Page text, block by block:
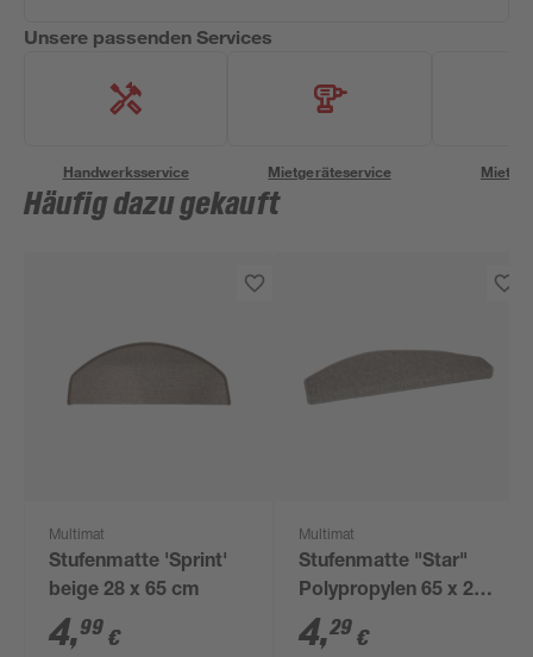
Unsere passenden Services
Handwerksservice Mietgeräteservice
Häufig dazu gekauft
Multimat
Stufenmatte 'Sprint'
beige 28 x 65 cm
4,99 €
Multimat
Stufenmatte "Star"
Polypropylen 65 x 28
cm grau
4,29 €